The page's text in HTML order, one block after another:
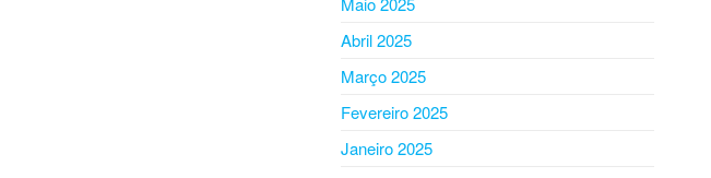
Abril 2025
Março 2025
Fevereiro 2025
Janeiro 2025